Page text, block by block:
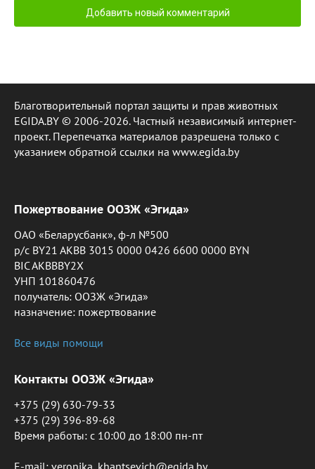
Благотворительный портал защиты и прав животных
EGIDA.BY © 2006-2026. Частный независимый интернет-
проект. Перепечатка материалов разрешена только с
указанием обратной ссылки на www.egida.by
Пожертвование ООЗЖ «Эгида»
ОАО «Беларусбанк», ф-л №500
р/с BY21 AKBB 3015 0000 0426 6600 0000 BYN
BIC AKBBBY2X
УНП 101860476
получатель: ООЗЖ «Эгида»
назначение: пожертвование
Все виды помощи
Контакты ООЗЖ «Эгида»
+375 (29) 630-79-33
+375 (29) 396-89-68
Время работы: c 10:00 до 18:00 пн-пт